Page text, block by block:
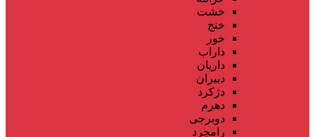
خشت
خنج
خور
داراب
داریان
دبیران
دژکرد
دهرم
دوبرجی
رامجرد